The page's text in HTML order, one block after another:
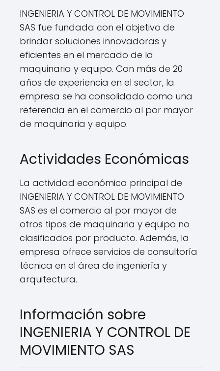
INGENIERIA Y CONTROL DE MOVIMIENTO
SAS fue fundada con el objetivo de
brindar soluciones innovadoras y
eficientes en el mercado de la
maquinaria y equipo. Con más de 20
años de experiencia en el sector, la
empresa se ha consolidado como una
referencia en el comercio al por mayor
de maquinaria y equipo.
Actividades Económicas
La actividad económica principal de
INGENIERIA Y CONTROL DE MOVIMIENTO
SAS es el comercio al por mayor de
otros tipos de maquinaria y equipo no
clasificados por producto. Además, la
empresa ofrece servicios de consultoría
técnica en el área de ingeniería y
arquitectura.
Información sobre
INGENIERIA Y CONTROL DE
MOVIMIENTO SAS